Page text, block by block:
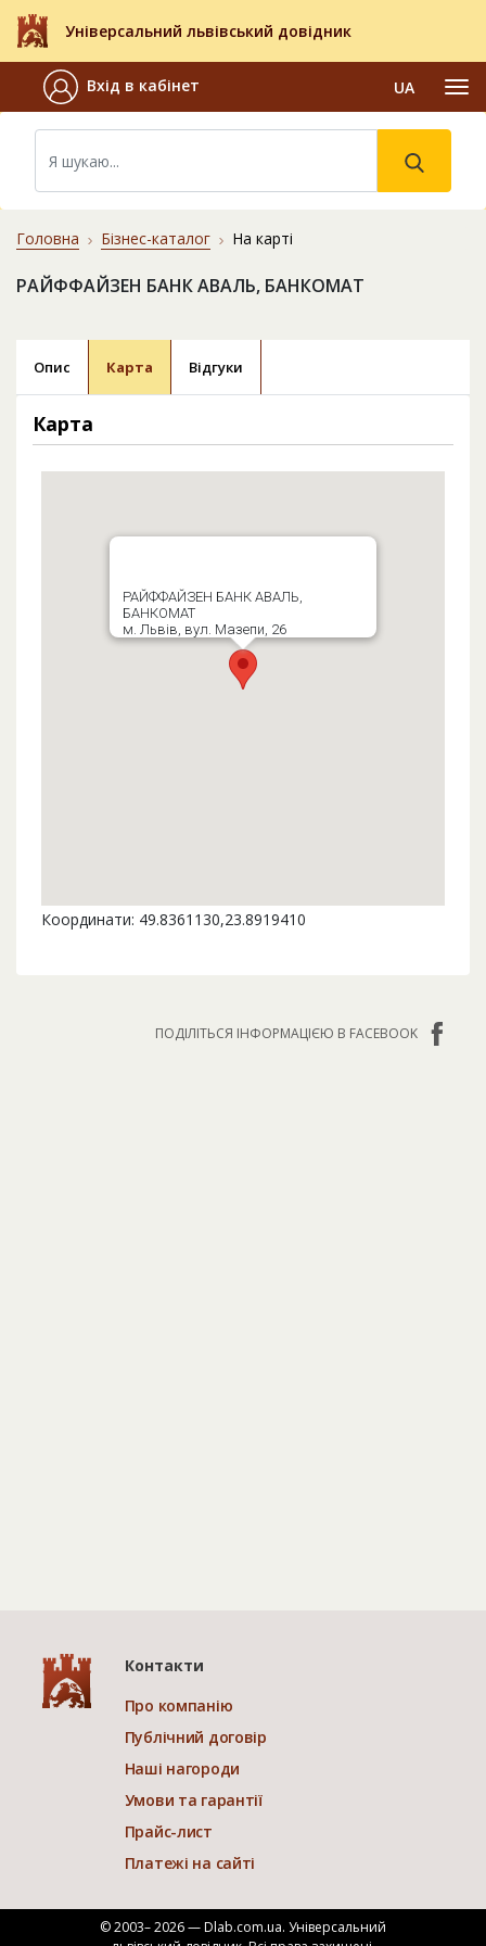
Універсальний львівський довідник
Вхід в кабінет UA
Головна Бізнес-каталог На карті
РАЙФФАЙЗЕН БАНК АВАЛЬ, БАНКОМАТ
Опис Карта Відгуки
Карта
РАЙФФАЙЗЕН БАНК АВАЛЬ,
БАНКОМАТ
м. Львів, вул. Мазепи, 26
Координати: 49.8361130,23.8919410
ПОДІЛІТЬСЯ ІНФОРМАЦІЄЮ В FACEBOOK
Контакти
Про компанію
Публічний договір
Наші нагороди
Умови та гарантії
Прайс-лист
Платежі на сайті
© 2003– 2026 — Dlab.com.ua. Універсальний